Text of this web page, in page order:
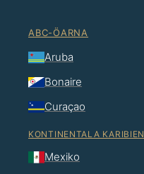
ABC-ÖARNA
Aruba
Bonaire
Curaçao
KONTINENTALA KARIBIEN
Mexiko